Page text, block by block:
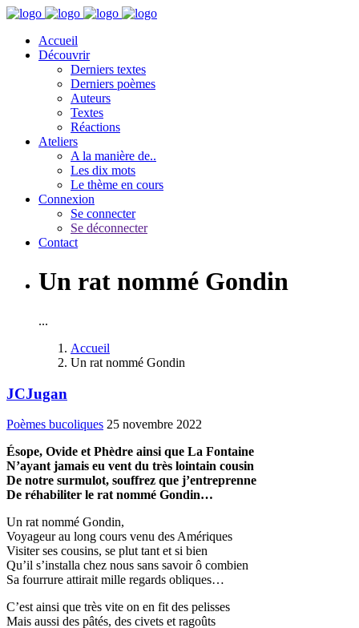
Accueil
Découvrir
Derniers textes
Derniers poèmes
Auteurs
Textes
Réactions
Ateliers
A la manière de..
Les dix mots
Le thème en cours
Connexion
Se connecter
Se déconnecter
Contact
Un rat nommé Gondin
...
Accueil
Un rat nommé Gondin
JCJugan
Poèmes bucoliques 25 novembre 2022
Ésope, Ovide et Phèdre ainsi que La Fontaine
N’ayant jamais eu vent du très lointain cousin
De notre surmulot, souffrez que j’entreprenne
De réhabiliter le rat nommé Gondin…
Un rat nommé Gondin,
Voyageur au long cours venu des Amériques
Visiter ses cousins, se plut tant et si bien
Qu’il s’installa chez nous sans savoir ô combien
Sa fourrure attirait mille regards obliques…
C’est ainsi que très vite on en fit des pelisses
Mais aussi des pâtés, des civets et ragoûts